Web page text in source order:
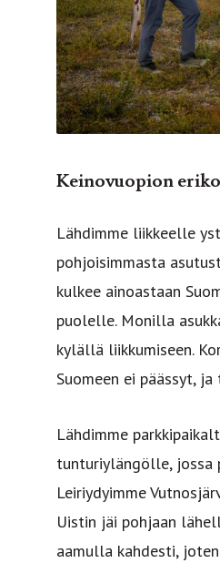
Keinovuopion
Lähdimme liikkeelle
pohjoisimmasta
kulkee ainoastaan
puolelle. Monilla
kylällä liikkumiseen.
Suomeen ei päässyt,
Lähdimme
tunturiylängölle, jossa
Leiriydyimme
Uistin jäi pohjaan
aamulla kahdesti,